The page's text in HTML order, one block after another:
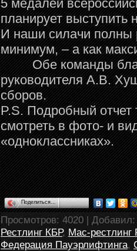
5 медалей
планирует выступить
И наши силачи полны
минимум, – а как
Обе команды
руководителя А.В.
сборов.
P.S. Подробный отчет
смотреть в фото- и
«одноклассниках».
Поделиться…
Просмотров: 4020 | Добавил
Рестлинг КБР, Мас-рестлинг
Федерация Пауэрлифтинга,